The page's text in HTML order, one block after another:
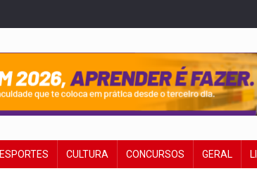
ESPORTES CULTURA CONCURSOS GERAL